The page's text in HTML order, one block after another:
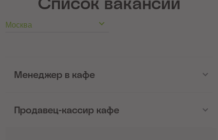
Москва
Менеджер в кафе
атмосферой и едой для души, которая
Продавец-кассир кафе